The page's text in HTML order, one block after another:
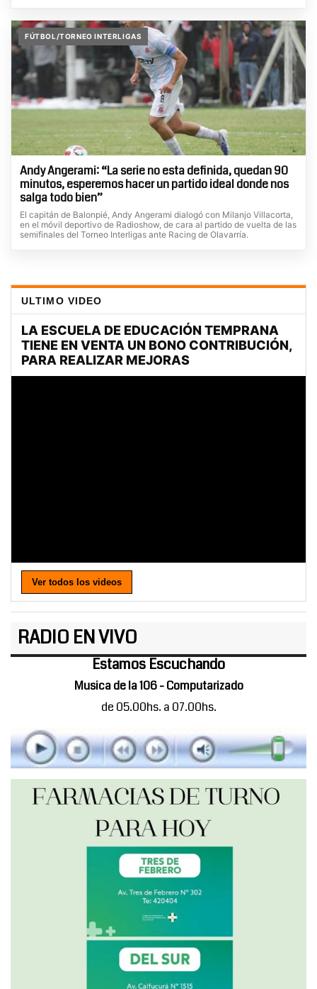
FÚTBOL/TORNEO INTERLIGAS
Andy Angerami: “La serie no esta definida, quedan 90
minutos, esperemos hacer un partido ideal donde nos
salga todo bien”
El capitán de Balonpié, Andy Angerami dialogó con Milanjo Villacorta,
en el móvil deportivo de Radioshow, de cara al partido de vuelta de las
semifinales del Torneo Interligas ante Racing de Olavarría.
ULTIMO VIDEO
Ver todos los videos
RADIO EN VIVO
Estamos Escuchando
Musica de la 106 - Computarizado
de 05.00hs. a 07.00hs.